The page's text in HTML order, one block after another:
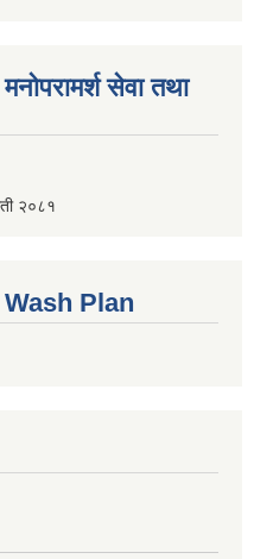
सेवा तथा
२०८१
Wash Plan